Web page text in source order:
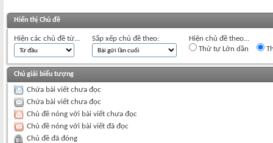
Hiển thị Chủ đề
Hiện các chủ đề từ... Sắp xếp chủ đề theo:
Hiện chủ đề theo...
Thứ tự Lớn dần
Chú giải biểu tượng
Chứa bài viết chưa đọc
Chứa bài viết chưa đọc
Chủ đề nóng với bài viết chưa đọc
Chủ đề nóng với bài viết đã đọc
Chủ đề đã đóng